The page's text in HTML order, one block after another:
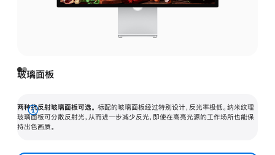
玻璃面板
两种抗反射玻璃面板可选。 标配的玻璃面板经过特别设计，反光率极低。纳米纹理
玻璃面板可分散反射光，从而进一步减少反光，即使在高亮光源的工作场所也能保
持出色画质。
展
开